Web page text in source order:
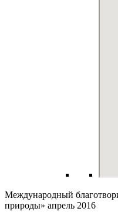
Международный
природы» апрель 2016